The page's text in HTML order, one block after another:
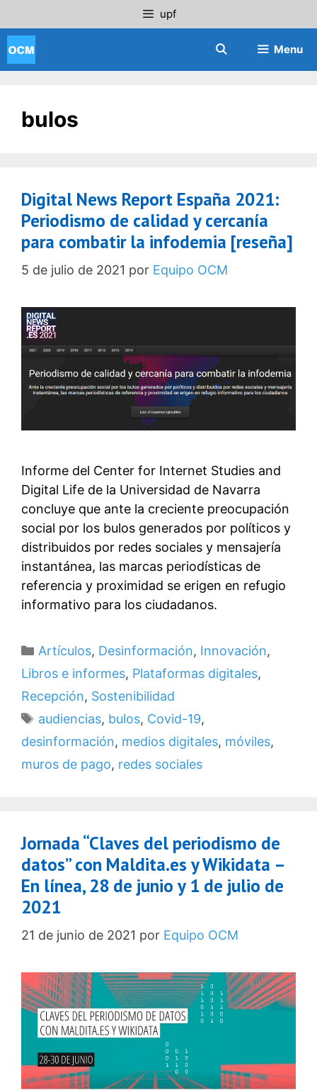
al
contenido
upf
Menu
bulos
Digital News Report España 2021:
Periodismo de calidad y cercanía
para combatir la infodemia [reseña]
5 de julio de 2021 por Equipo OCM
Informe del Center for Internet Studies and
Digital Life de la Universidad de Navarra
concluye que ante la creciente preocupación
social por los bulos generados por políticos y
distribuidos por redes sociales y mensajería
instantánea, las marcas periodísticas de
referencia y proximidad se erigen en refugio
informativo para los ciudadanos.
Categorías
Artículos, Desinformación, Innovación,
Libros e informes, Plataformas digitales,
Recepción, Sostenibilidad
Etiquetas
audiencias, bulos, Covid-19,
desinformación, medios digitales, móviles,
muros de pago, redes sociales
Jornada “Claves del periodismo de
datos” con Maldita.es y Wikidata –
En línea, 28 de junio y 1 de julio de
2021
21 de junio de 2021 por Equipo OCM